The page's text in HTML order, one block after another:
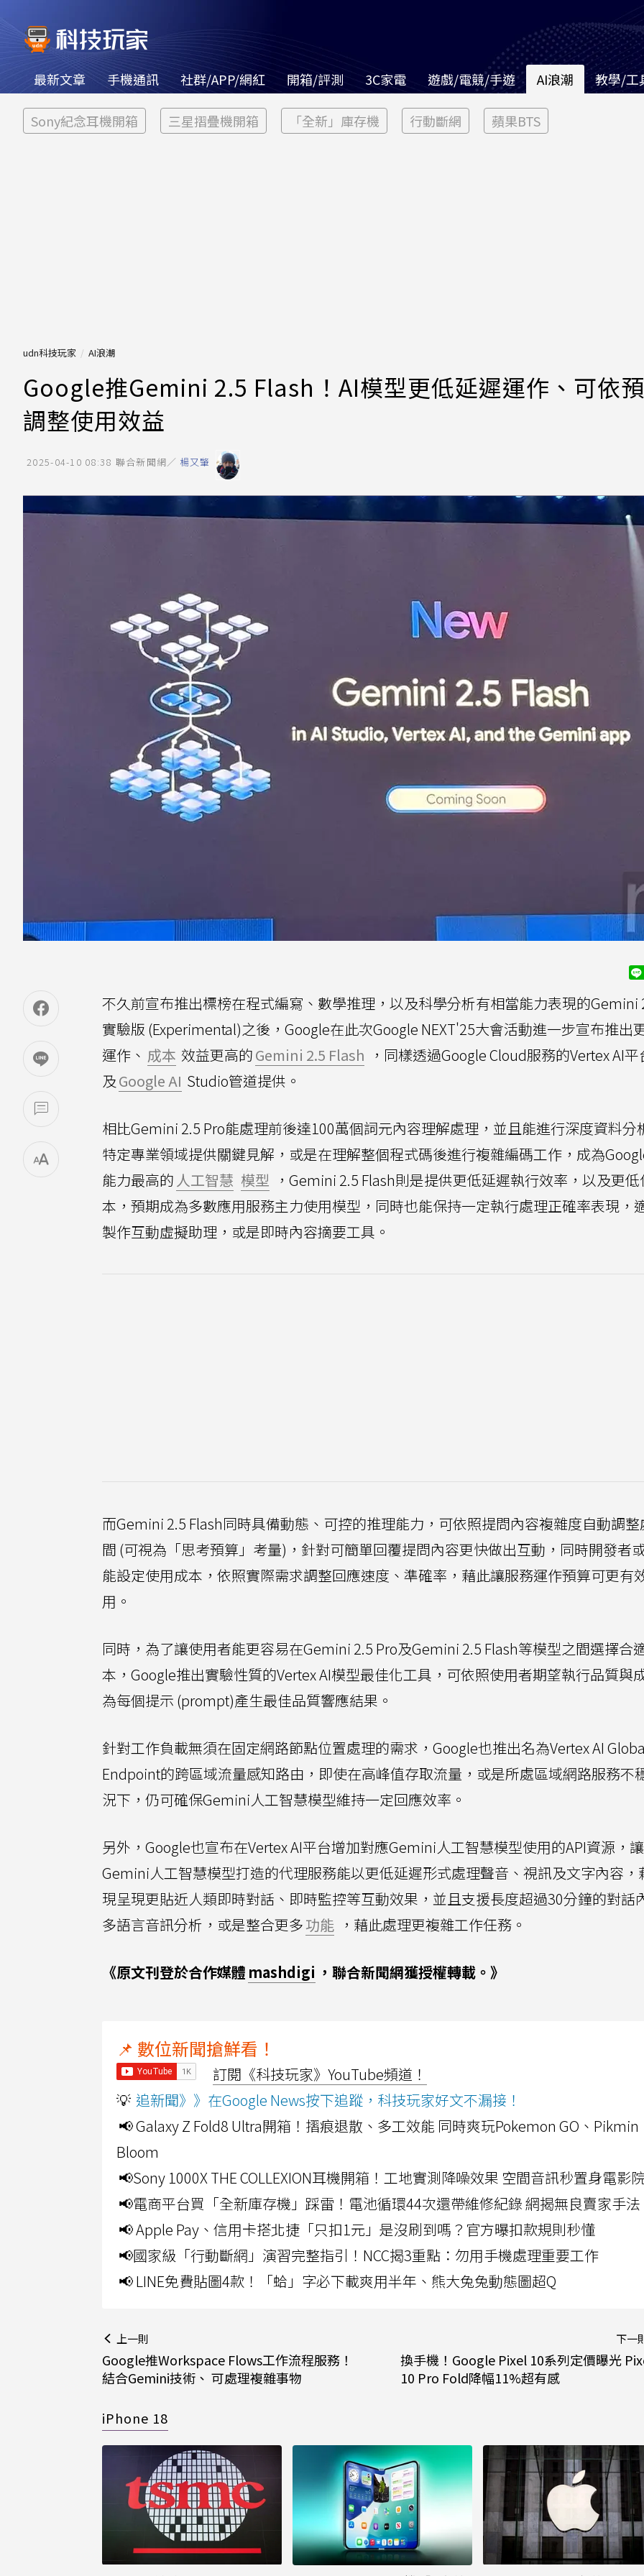
最新文章 手機通訊 社群/APP/網紅 開箱/評測 3C家電 遊戲/電競/手遊 AI浪潮 教學/工
Sony紀念耳機開箱 三星摺疊機開箱 「全新」庫存機 行動斷網 蘋果BTS
udn科技玩家 AI浪潮
Google推Gemini 2.5 Flash！AI模型更低延遲運作、可依
調整使用效益
2025-04-10 08:38 聯合新聞網／ 楊又肇
不久前宣布推出標榜在程式編寫、數學推理，以及科學分析有相當能力表現的Gemini
實驗版 (Experimental)之後，Google在此次Google NEXT'25大會活動進一步宣布推出
運作、 成本 效益更高的Gemini 2.5 Flash ，同樣透過Google Cloud服務的Vertex AI
及Google AI Studio管道提供。
相比Gemini 2.5 Pro能處理前後達100萬個詞元內容理解處理，並且能進行深度資料分
特定專業領域提供關鍵見解，或是在理解整個程式碼後進行複雜編碼工作，成為
能力最高的 人工智慧 模型 ，Gemini 2.5 Flash則是提供更低延遲執行效率，以及更
本，預期成為多數應用服務主力使用模型，同時也能保持一定執行處理正確率表現，
製作互動虛擬助理，或是即時內容摘要工具。
而Gemini 2.5 Flash同時具備動態、可控的推理能力，可依照提問內容複雜度自動調
間 (可視為「思考預算」考量)，針對可簡單回覆提問內容更快做出互動，同時開發者
能設定使用成本，依照實際需求調整回應速度、準確率，藉此讓服務運作預算可更有
用。
同時，為了讓使用者能更容易在Gemini 2.5 Pro及Gemini 2.5 Flash等模型之間選擇合
本，Google推出實驗性質的Vertex AI模型最佳化工具，可依照使用者期望執行品質與
為每個提示 (prompt)產生最佳品質響應結果。
針對工作負載無須在固定網路節點位置處理的需求，Google也推出名為Vertex AI
Endpoint的跨區域流量感知路由，即使在高峰值存取流量，或是所處區域網路服務不
況下，仍可確保Gemini人工智慧模型維持一定回應效率。
另外，Google也宣布在Vertex AI平台增加對應Gemini人工智慧模型使用的API資源，
Gemini人工智慧模型打造的代理服務能以更低延遲形式處理聲音、視訊及文字內容，
現呈現更貼近人類即時對話、即時監控等互動效果，並且支援長度超過30分鐘的對話
多語言音訊分析，或是整合更多功能 ，藉此處理更複雜工作任務。
《原文刊登於合作媒體 mashdigi ，聯合新聞網獲授權轉載。》
📌 數位新聞搶鮮看！
訂閱《科技玩家》YouTube頻道！
💡 追新聞》》在Google News按下追蹤，科技玩家好文不漏接！
📢 Galaxy Z Fold8 Ultra開箱！摺痕退散、多工效能 同時爽玩Pokemon GO、Pikmin
Bloom
📢Sony 1000X THE COLLEXION耳機開箱！工地實測降噪效果 空間音訊秒置身電影
📢電商平台買「全新庫存機」踩雷！電池循環44次還帶維修紀錄 網揭無良賣家手法
📢 Apple Pay、信用卡搭北捷「只扣1元」是沒刷到嗎？官方曝扣款規則秒懂
📢國家級「行動斷網」演習完整指引！NCC揭3重點：勿用手機處理重要工作
📢 LINE免費貼圖4款！「蛤」字必下載爽用半年、熊大兔兔動態圖超Q
上一則
Google推Workspace Flows工作流程服務！
結合Gemini技術、 可處理複雜事物
下一
換手機！Google Pixel 10系列定價曝光
10 Pro Fold降幅11%超有感
iPhone 18